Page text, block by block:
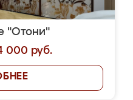
"Отони"
000 руб.